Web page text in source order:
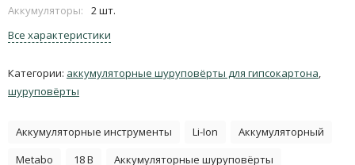
Аккумуляторы:
2 шт.
Все характеристики
Категории: аккумуляторные шуруповёрты для гипсокартона,
шуруповёрты
Аккумуляторные инструменты Li-Ion
Аккумуляторный
Metabo
18 В
Аккумуляторные шуруповёрты